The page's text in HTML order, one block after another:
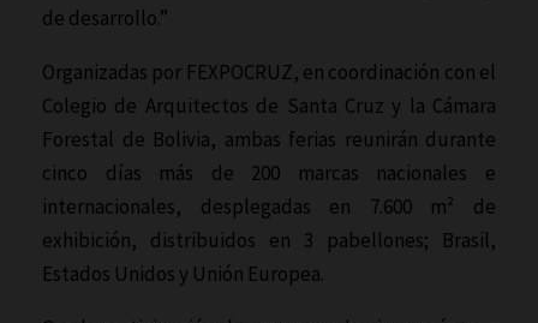
de desarrollo.”
Organizadas por FEXPOCRUZ, en coordinación con el
Colegio de Arquitectos de Santa Cruz y la Cámara
Forestal de Bolivia, ambas ferias reunirán durante
cinco días más de 200 marcas nacionales e
internacionales, desplegadas en 7.600 m² de
exhibición, distribuidos en 3 pabellones; Brasil,
Estados Unidos y Unión Europea.